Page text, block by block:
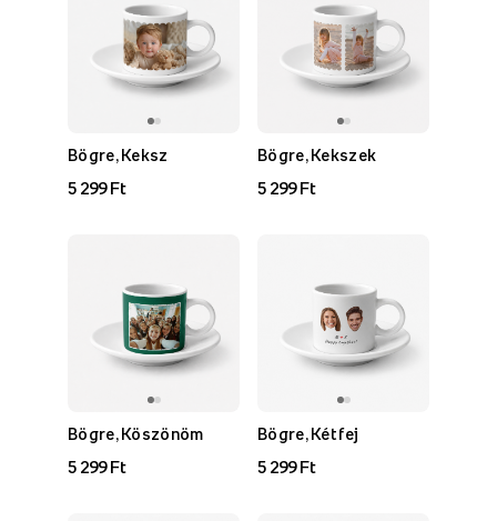
Bögre, Keksz
5 299 Ft
Bögre, Kekszek
5 299 Ft
Bögre, Köszönöm
5 299 Ft
Bögre, Két fej
5 299 Ft